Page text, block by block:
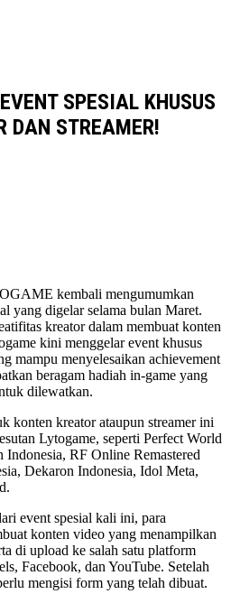
SPESIAL KHUSUS
DAN STREAMER!
kembali mengumumkan
yang digelar selama bulan Maret.
kreator dalam membuat konten
kini menggelar event khusus
mampu menyelesaikan achievement
beragam hadiah in-game yang
dilewatkan.
konten kreator ataupun streamer ini
Lytogame, seperti Perfect World
RF Online Remastered
Dekaron Indonesia, Idol Meta,
event spesial kali ini, para
konten video yang menampilkan
di upload ke salah satu platform
Facebook, dan YouTube. Setelah
mengisi form yang telah dibuat.